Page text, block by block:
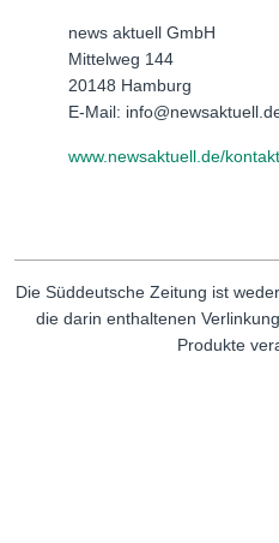
news aktuell GmbH
Mittelweg 144
20148 Hamburg
E-Mail:
www.newsaktuell.de/kontakt
Die Süddeutsche Zeitung ist
die darin enthaltenen
Produkte